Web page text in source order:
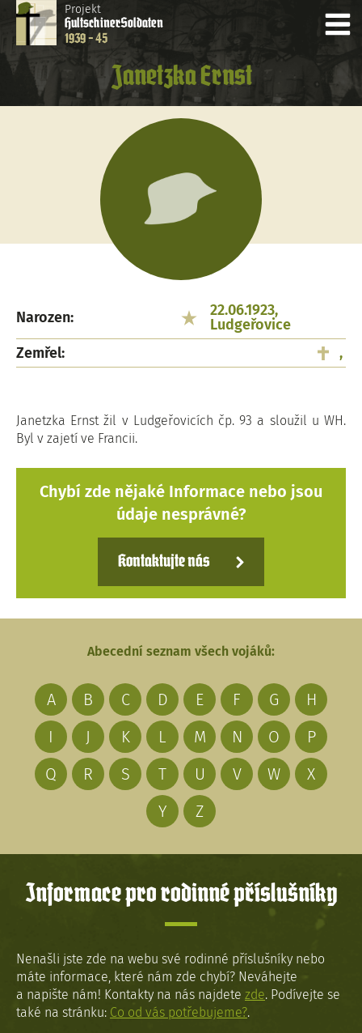
Projekt
HultschinerSoldaten
1939 - 45
Janetzka Ernst
Narozen:
22.06.1923,
Ludgeřovice
Zemřel:
,
Janetzka Ernst žil v Ludgeřovicích čp. 93 a sloužil u WH.
Byl v zajetí ve Francii.
Chybí zde nějaké Informace nebo jsou
údaje nesprávné?
Kontaktujte nás
Abecední seznam všech vojáků:
A B C D E F G
H
I
J K L M N O
P
Q
R S T U V W
X
Y
Z
Informace pro rodinné příslušníky
Nenašli jste zde na webu své rodinné příslušníky nebo
máte informace, které nám zde chybí? Neváhejte
a napište nám! Kontakty na nás najdete zde. Podívejte se
také na stránku: Co od vás potřebujeme?.